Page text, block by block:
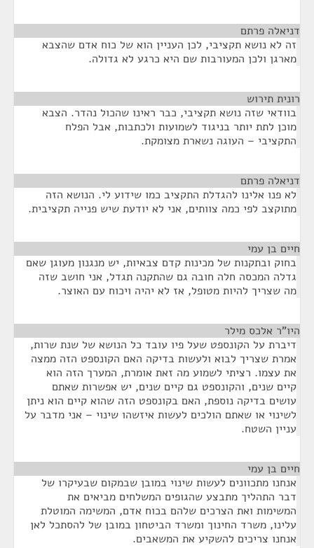
דניאלה פרתם
זה לא נושא תקציבי, לכן העניין הוא של כוח אדם שהצבא
מארגן ולכן המעורבות שם היא כרגע לא גדולה.
רונית תירוש
בוודאי שזה נושא תקציבי, כבר ראינו שהכול נהדר. הצבא
מוכן לתת יותר בניגוד לשמועות ולכתבות, אבל הפלח
התקציבי – העוגה נשארת מצומקת.
דניאלה פרתם
לא פנו אלינו להגדלת התקציב כמו שידוע לי. הנושא הזה
מתוקצב לפי כמה צוותים, אני לא יודעת שיש פנייה תקציבית.
חיים בן עמי
בחוק ובתקנות של מכינות קדם צבאיות, יש מנגנון מעוגן שאם
גדלה המכסה חלה חובה גם שהתקנה תגדל, אני חושב שזה
מה שצריך להיות מטופל, אז לא יהיה ויכוח עם האוצר.
היו"ר אלכס מילר
דיברת על הקונספט שעל פיו עובד כל הנושא של שנת שרות,
אמרת שצריך לבוא ולעשות בדיקה האם הקונספט הזה ממצה
את עצמו. רציתי לשמוע מה זאת אומרת, המערך הזה הוא
קיים שנים, והקונספט גם קיים שנים, יש אפשרות שאתם
עושים בדיקה נוספת, האם בקונספט הזה שהוא קיים הוא ניתן
לשינוי או שאתם הולכים לעשות איזשהו שינוי – אני מדבר על
עניין השטח.
חיים בן עמי
אנחנו מתכוונים לעשות שינוי במובן שבמקום שבעיקרו של
דבר התהליך מתבצע שהגופים המשלחים מביאים את
המשימות ואת הצרכים שלהם בכוח אדם, המשימה המוטלת
עלינו, משרד החינוך ומשרד הביטחון במובן של להסתכל לאן
אנחנו צריכים להשקיע את המשאבים.